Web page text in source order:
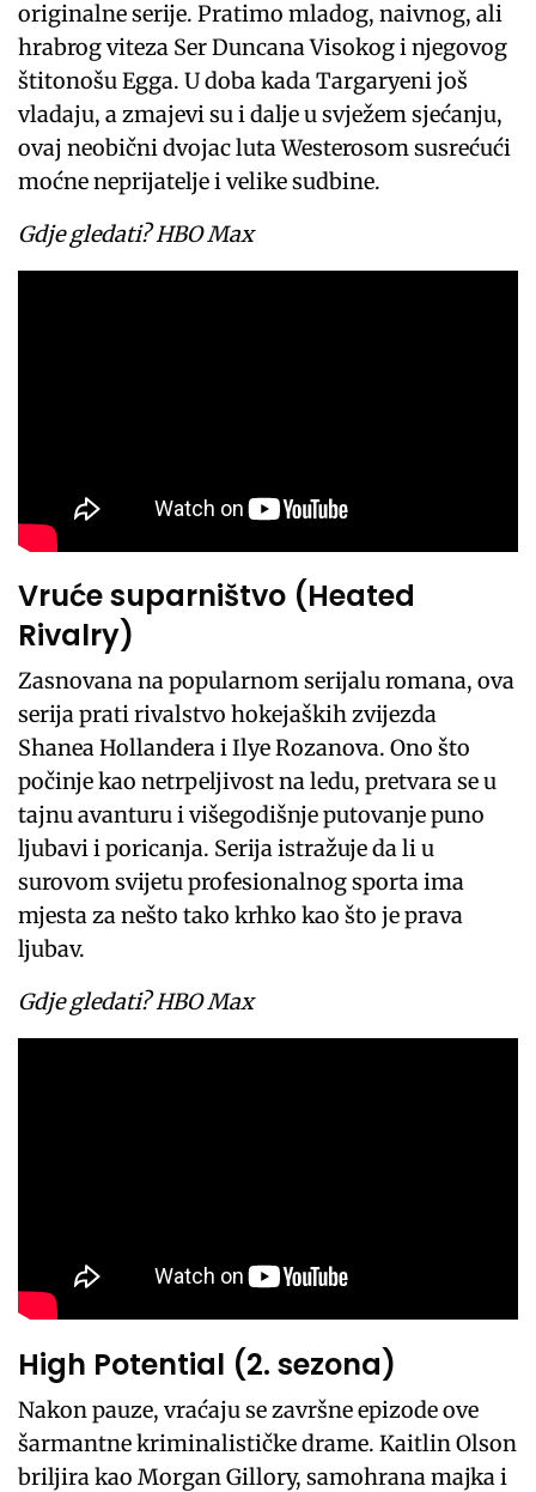
originalne serije. Pratimo mladog, naivnog, ali
hrabrog viteza Ser Duncana Visokog i njegovog
štitonošu Egga. U doba kada Targaryeni još
vladaju, a zmajevi su i dalje u svježem sjećanju,
ovaj neobični dvojac luta Westerosom susrećući
moćne neprijatelje i velike sudbine.
Gdje gledati?HBO Max
Vruće suparništvo (Heated
Rivalry)
Zasnovana na popularnom serijalu romana, ova
serija prati rivalstvo hokejaških zvijezda
Shanea Hollandera i Ilye Rozanova. Ono što
počinje kao netrpeljivost na ledu, pretvara se u
tajnu avanturu i višegodišnje putovanje puno
ljubavi i poricanja. Serija istražuje da li u
surovom svijetu profesionalnog sporta ima
mjesta za nešto tako krhko kao što je prava
ljubav.
Gdje gledati? HBO Max
High Potential (2. sezona)
Nakon pauze, vraćaju se završne epizode ove
šarmantne kriminalističke drame. Kaitlin Olson
briljira kao Morgan Gillory, samohrana majka i